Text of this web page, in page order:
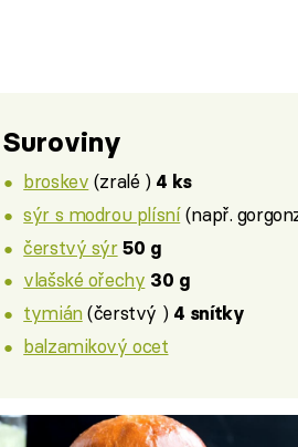
Suroviny
broskev (zralé ) 4 ks
sýr s modrou plísní(např.
čerstvý sýr 50 g
vlašské ořechy 30 g
tymián(čerstvý ) 4 snítky
balzamikový ocet